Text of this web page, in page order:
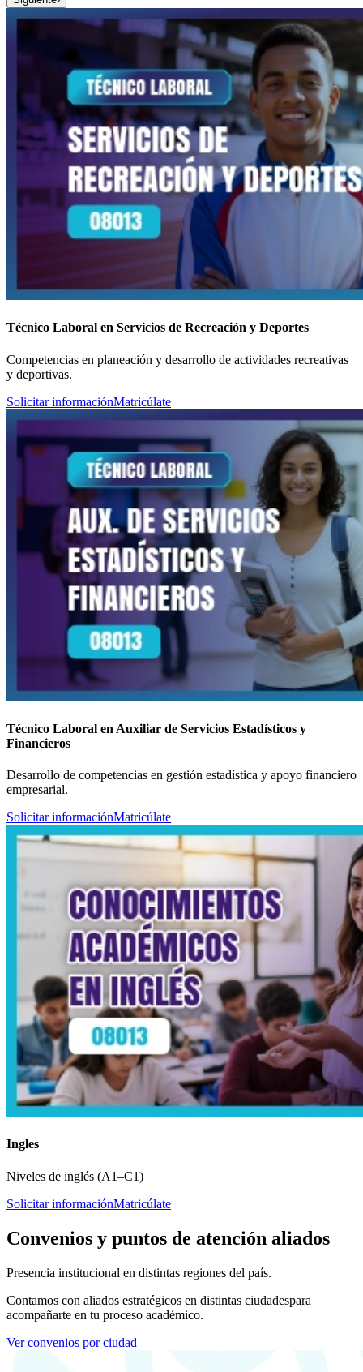
Técnico Laboral en Servicios de Recreación y Deportes
Competencias en planeación y desarrollo de actividades recreativas
y deportivas.
Solicitar informaciónMatricúlate
Técnico Laboral en Auxiliar de Servicios Estadísticos y
Financieros
Desarrollo de competencias en gestión estadística y apoyo financiero
empresarial.
Solicitar informaciónMatricúlate
Ingles
Niveles de inglés (A1–C1)
Solicitar informaciónMatricúlate
Convenios y puntos de atención aliados
Presencia institucional en distintas regiones del país.
Contamos con aliados estratégicos en distintas ciudadespara
acompañarte en tu proceso académico.
Ver convenios por ciudad